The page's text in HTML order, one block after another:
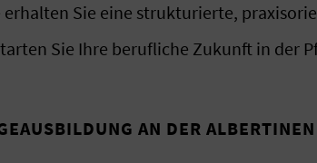
erhalten Sie eine strukturierte,
Sie Ihre berufliche Zukunft in der
AN DER